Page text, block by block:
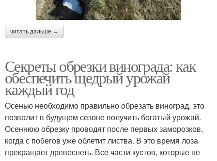
читать дальше →
Секреты обрезки винограда: как
обеспечить щедрый урожай
каждый год
Осенью необходимо правильно обрезать виноград, это
позволит в будущем сезоне получить богатый урожай.
Осеннюю обрезку проводят после первых заморозков,
когда с побегов уже облетит листва. В это время лоза
прекращает древеснеть. Все части кустов, которые не